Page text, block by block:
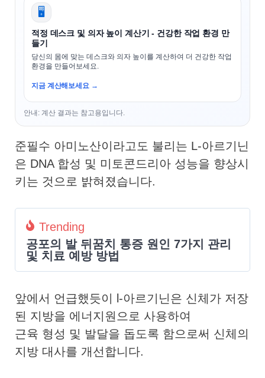
🖥️
적정 데스크 및 의자 높이 계산기 - 건강한 작업 환경 만
들기
당신의 몸에 맞는 데스크와 의자 높이를 계산하여 더 건강한 작업
환경을 만들어보세요.
지금 계산해보세요 →
안내: 계산 결과는 참고용입니다.
준필수 아미노산이라고도 불리는 L-아르기닌
은 DNA 합성 및 미토콘드리아 성능을 향상시
키는 것으로 밝혀졌습니다.
Trending
공포의 발 뒤꿈치 통증 원인 7가지 관리
및 치료 예방 방법
앞에서 언급했듯이 l-아르기닌은 신체가 저장
된 지방을 에너지원으로 사용하여
근육 형성 및 발달을 돕도록 함으로써 신체의
지방 대사를 개선합니다.